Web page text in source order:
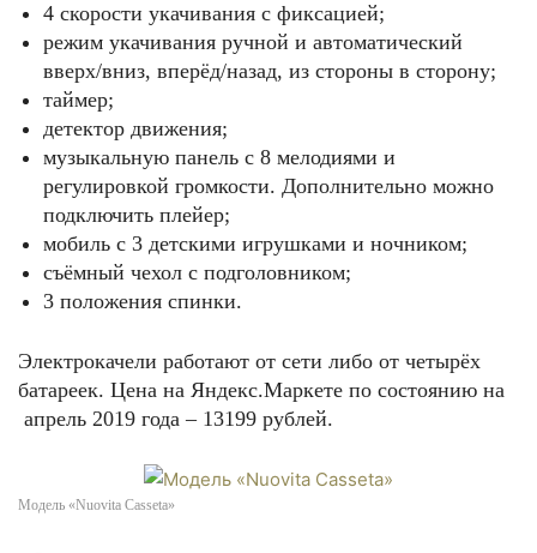
4 скорости укачивания с фиксацией;
режим укачивания ручной и автоматический
вверх/вниз, вперёд/назад, из стороны в сторону;
таймер;
детектор движения;
музыкальную панель с 8 мелодиями и
регулировкой громкости. Дополнительно можно
подключить плейер;
мобиль с 3 детскими игрушками и ночником;
съёмный чехол с подголовником;
3 положения спинки.
Электрокачели работают от сети либо от четырёх
батареек. Цена на Яндекс.Маркете по состоянию на
апрель 2019 года – 13199 рублей.
Модель «Nuovita Casseta»